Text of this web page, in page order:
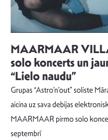
MAARMAAR
solo koncerts un
“Lielo naudu”
Grupas “Astro’n’out” soliste
aicina uz sava debijas
MAARMAAR pirmo solo
septembrī